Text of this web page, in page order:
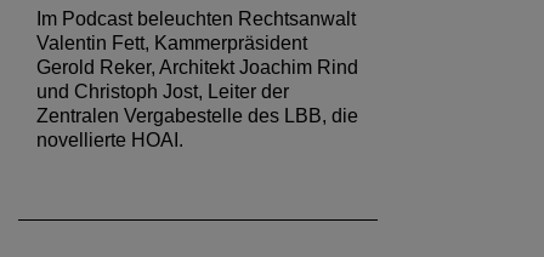
Im Podcast beleuchten Rechtsanwalt
Valentin Fett, Kammerpräsident
Gerold Reker, Architekt Joachim Rind
und Christoph Jost, Leiter der
Zentralen Vergabestelle des LBB, die
novellierte HOAI.